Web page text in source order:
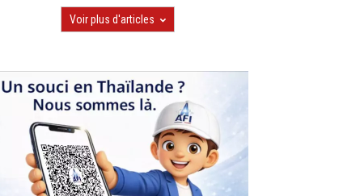
Voir plus d'articles